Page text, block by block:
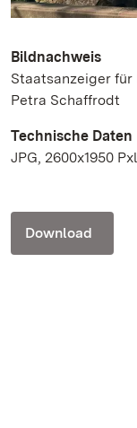
Bildnachweis
Staatsanzeiger für
Petra Schaffrodt
Technische Daten
JPG, 2600x1950
Download